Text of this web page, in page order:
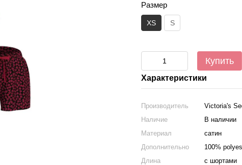
Размер
XS S
Купить
Характеристики
Производитель
Victoria's
Наличие
В наличии
Материал
сатин
Дополнительно
100%
Длина
с шортами